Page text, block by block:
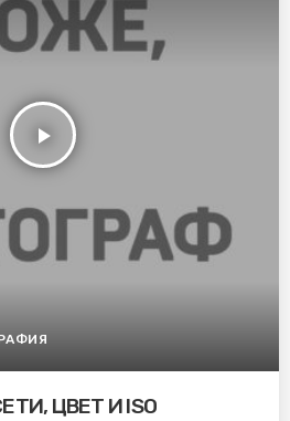
play_arrow
ЦВЕТ И ISO